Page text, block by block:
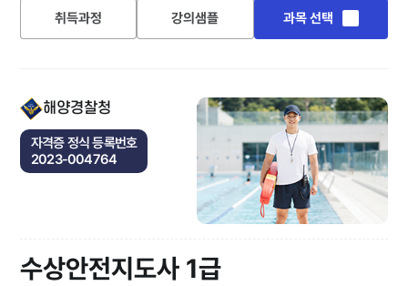
취득과정 강의샘플 과목 선택
해양경찰청
자격증 정식 등록번호
2023-004764
수상안전지도사 1급